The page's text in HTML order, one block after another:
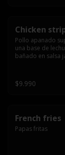
Chicken
Pollo apanado
una base de
bañado en salsa
$9.990
French fries
Papas fritas